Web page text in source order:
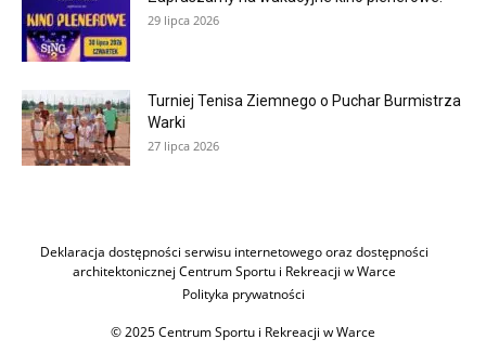
29 lipca 2026
Turniej Tenisa Ziemnego o Puchar Burmistrza
Warki
27 lipca 2026
Deklaracja dostępności serwisu internetowego oraz dostępności
architektonicznej Centrum Sportu i Rekreacji w Warce
Polityka prywatności
© 2025 Centrum Sportu i Rekreacji w Warce